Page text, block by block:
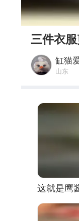
00:00
三件衣
缸猫
山东
这就是鹰